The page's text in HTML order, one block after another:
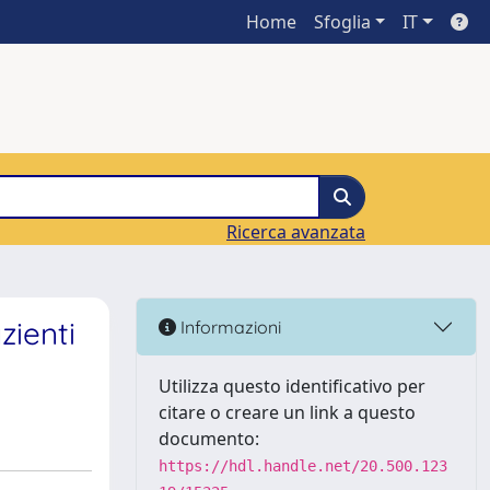
Home Sfoglia IT
Ricerca avanzata
Informazioni
Utilizza questo identificativo per
citare o creare un link a questo
documento:
https://hdl.handle.net/20.500.123